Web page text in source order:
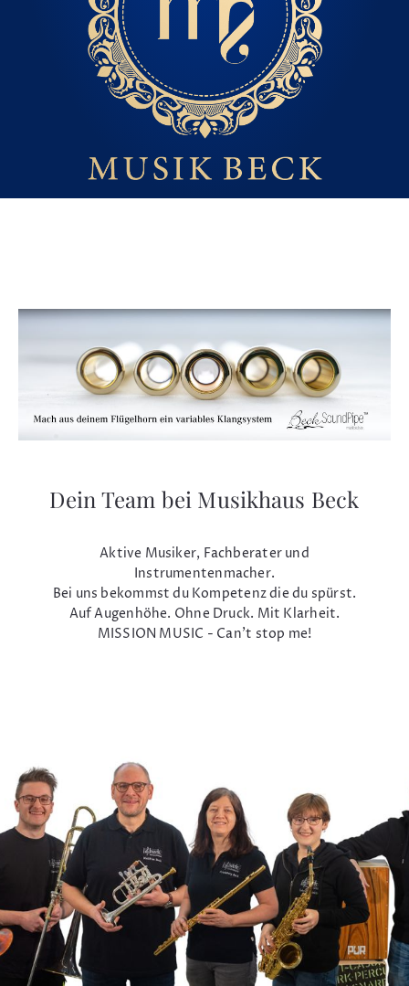
Dein Team bei Musikhaus Beck
Aktive Musiker, Fachberater und
Instrumentenmacher.
Bei uns bekommst du Kompetenz die du spürst.
Auf Augenhöhe. Ohne Druck. Mit Klarheit.
MISSION MUSIC - Can't stop me!